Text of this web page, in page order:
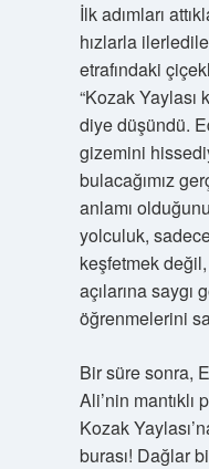
İlk adımları
hızlarla
etrafındaki
“Kozak Yaylası
diye düşündü.
gizemini
bulacağımız
anlamı
yolculuk,
keşfetmek
açılarına saygı
öğrenmelerini
Bir süre sonra,
Ali’nin mantıklı
Kozak
burası! Dağlar